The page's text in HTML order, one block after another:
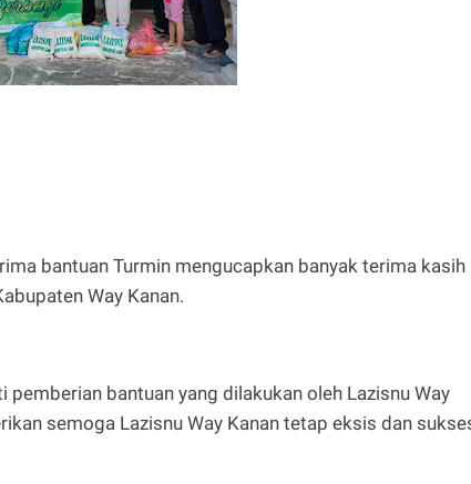
bantuan Turmin mengucapkan banyak terima kasih
Way Kanan.
bantuan yang dilakukan oleh Lazisnu Way
semoga Lazisnu Way Kanan tetap eksis dan